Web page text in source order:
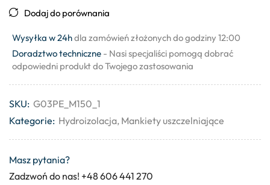
Dodaj do porównania
Wysyłka w 24hdla zamówień złożonych do godziny 12:00
Doradztwo techniczne - Nasi specjaliści pomogą dobrać
odpowiedni produkt do Twojego zastosowania
SKU: G03PE_M150_1
Kategorie: Hydroizolacja, Mankiety uszczelniające
Masz pytania?
Zadzwoń do nas! +48 606 441 270